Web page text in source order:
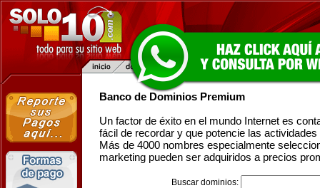
Banco de Dominios Premium
Un factor de éxito en el mundo Internet es
fácil de recordar y que potencie las
Más de 4000 nombres especialmente
marketing pueden ser adquiridos a precios
Buscar dominios: